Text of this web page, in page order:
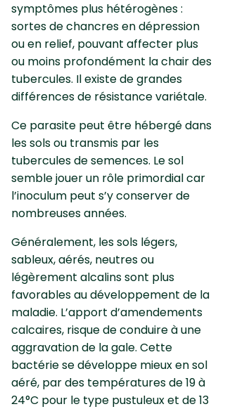
symptômes plus hétérogènes :
sortes de chancres en dépression
ou en relief, pouvant affecter plus
ou moins profondément la chair des
tubercules. Il existe de grandes
différences de résistance variétale.
Ce parasite peut être hébergé dans
les sols ou transmis par les
tubercules de semences. Le sol
semble jouer un rôle primordial car
l’inoculum peut s’y conserver de
nombreuses années.
Généralement, les sols légers,
sableux, aérés, neutres ou
légèrement alcalins sont plus
favorables au développement de la
maladie. L’apport d’amendements
calcaires, risque de conduire à une
aggravation de la gale. Cette
bactérie se développe mieux en sol
aéré, par des températures de 19 à
24°C pour le type pustuleux et de 13